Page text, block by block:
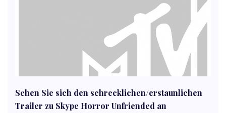
Sehen Sie sich den schrecklichen/erstaunlichen
Trailer zu Skype Horror Unfriended an